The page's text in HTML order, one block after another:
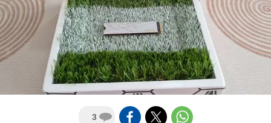
3